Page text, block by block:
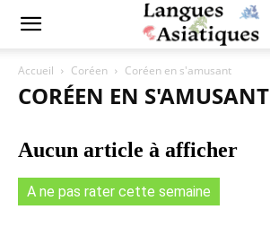
Accueil Coréen Coréen en s'amusant
CORÉEN EN S'AMUSANT
Aucun article à afficher
A ne pas rater cette semaine